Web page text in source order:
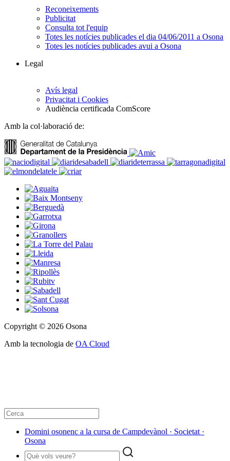
Reconeixements
Publicitat
Consulta tot l'equip
Totes les notícies publicades el dia 04/06/2011 a Osona
Totes les notícies publicades avui a Osona
Legal
Avís legal
Privacitat i Cookies
Audiència certificada ComScore
Amb la col·laboració de:
Copyright © 2026 Osona
Amb la tecnologia de OA Cloud
Domini osonenc a la cursa de Campdevànol · Societat ·
Osona